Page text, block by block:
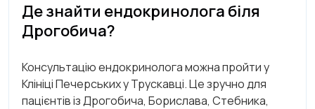
Де знайти ендокринолога біля
Дрогобича?
Консультацію ендокринолога можна пройти у
Клініці Печерських у Трускавці. Це зручно для
пацієнтів із Дрогобича, Борислава, Стебника,